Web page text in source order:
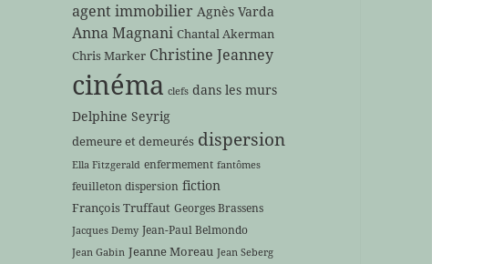
agent immobilier Agnès Varda
Anna Magnani Chantal Akerman
Chris Marker Christine Jeanney
cinéma clefs dans les murs
Delphine Seyrig
demeure et demeurés dispersion
Ella Fitzgerald enfermement fantômes
feuilleton dispersion fiction
François Truffaut Georges Brassens
Jacques Demy Jean-Paul Belmondo
Jean Gabin Jeanne Moreau Jean Seberg